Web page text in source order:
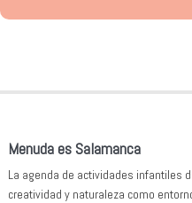
Menuda es Salamanca
La agenda de actividades infantiles
creatividad y naturaleza como